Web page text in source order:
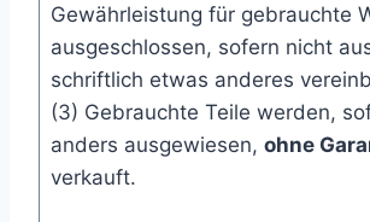
Gewährleistung für gebrauchte
ausgeschlossen, sofern nicht
schriftlich etwas anderes
(3) Gebrauchte Teile werden,
anders ausgewiesen, ohne
verkauft.